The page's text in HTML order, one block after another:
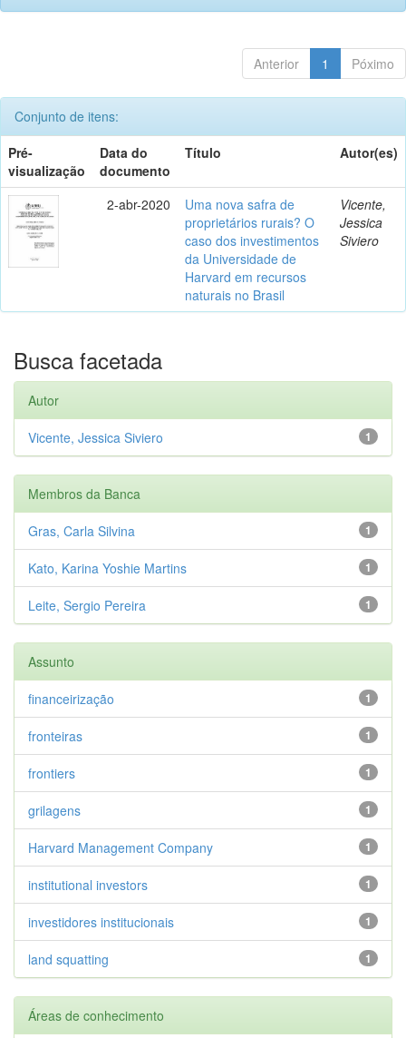
Anterior 1 Póximo
Conjunto de itens:
Pré-
visualização
Data do
documento
Título Autor(es)
2-abr-2020
Uma nova safra de
proprietários rurais? O
caso dos investimentos
da Universidade de
Harvard em recursos
naturais no Brasil
Vicente,
Jessica
Siviero
Busca facetada
Autor
1
Vicente, Jessica Siviero
Membros da Banca
1
Gras, Carla Silvina
1
Kato, Karina Yoshie Martins
1
Leite, Sergio Pereira
Assunto
1
financeirização
1
fronteiras
1
frontiers
1
grilagens
1
Harvard Management Company
1
institutional investors
1
investidores institucionais
1
land squatting
Áreas de conhecimento